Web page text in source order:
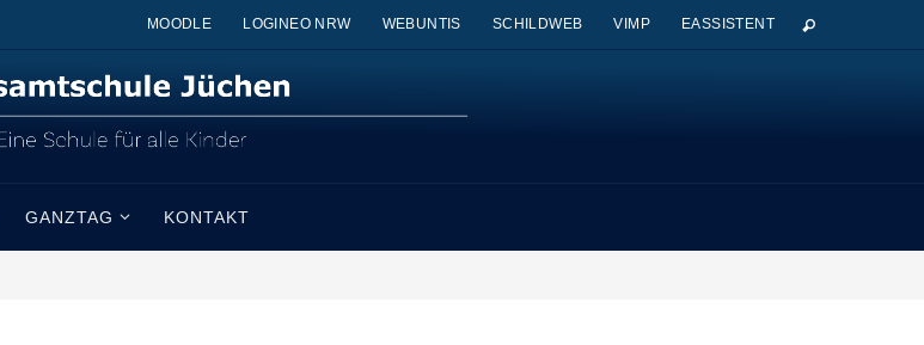
MOODLE LOGINEO NRW WEBUNTIS SCHILDWEB VIMP EASSISTENT
GANZTAG KONTAKT